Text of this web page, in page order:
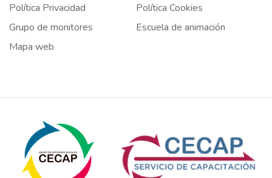
Política Privacidad
Política Cookies
Grupo de monitores
Escuela de animación
Mapa web